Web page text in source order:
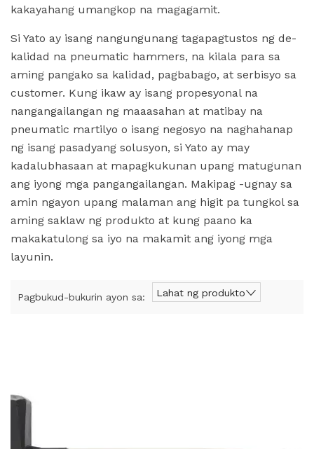
kakayahang umangkop na magagamit.
Si Yato ay isang nangungunang tagapagtustos ng de-
kalidad na pneumatic hammers, na kilala para sa
aming pangako sa kalidad, pagbabago, at serbisyo sa
customer. Kung ikaw ay isang propesyonal na
nangangailangan ng maaasahan at matibay na
pneumatic martilyo o isang negosyo na naghahanap
ng isang pasadyang solusyon, si Yato ay may
kadalubhasaan at mapagkukunan upang matugunan
ang iyong mga pangangailangan. Makipag -ugnay sa
amin ngayon upang malaman ang higit pa tungkol sa
aming saklaw ng produkto at kung paano ka
makakatulong sa iyo na makamit ang iyong mga
layunin.
Pagbukud-bukurin ayon sa: Lahat ng produkto